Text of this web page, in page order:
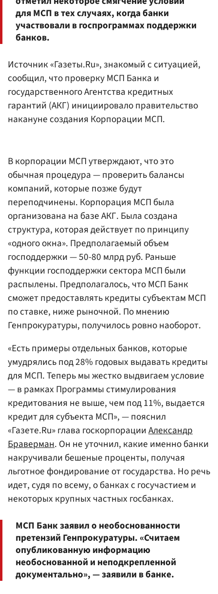
для МСП в тех случаях, когда банки
участвовали в госпрограммах поддержки
банков.
Источник «Газеты.Ru», знакомый с ситуацией,
сообщил, что проверку МСП Банка и
государственного Агентства кредитных
гарантий (АКГ) инициировало правительство
накануне создания Корпорации МСП.
В корпорации МСП утверждают, что это
обычная процедура — проверить балансы
компаний, которые позже будут
переподчинены. Корпорация МСП была
организована на базе АКГ. Была создана
структура, которая действует по принципу
«одного окна». Предполагаемый объем
господдержки — 50-80 млрд руб. Раньше
функции господдержки сектора МСП были
распылены. Предполагалось, что МСП Банк
сможет предоставлять кредиты субъектам МСП
по ставке, ниже рыночной. По мнению
Генпрокуратуры, получилось ровно наоборот.
«Есть примеры отдельных банков, которые
умудрялись под 28% годовых выдавать кредиты
для МСП. Теперь мы жестко выдвигаем условие
— в рамках Программы стимулирования
кредитования не выше, чем под 11%, выдается
кредит для субъекта МСП», — пояснил
«Газете.Ru» глава госкорпорацииАлександр
Браверман. Он не уточнил, какие именно банки
накручивали бешеные проценты, получая
льготное фондирование от государства. Но речь
идет, судя по всему, о банках с госучастием и
некоторых крупных частных госбанках.
МСП Банк заявил о необоснованности
претензий Генпрокуратуры. «Считаем
опубликованную информацию
необоснованной и неподкрепленной
документально», — заявили в банке.